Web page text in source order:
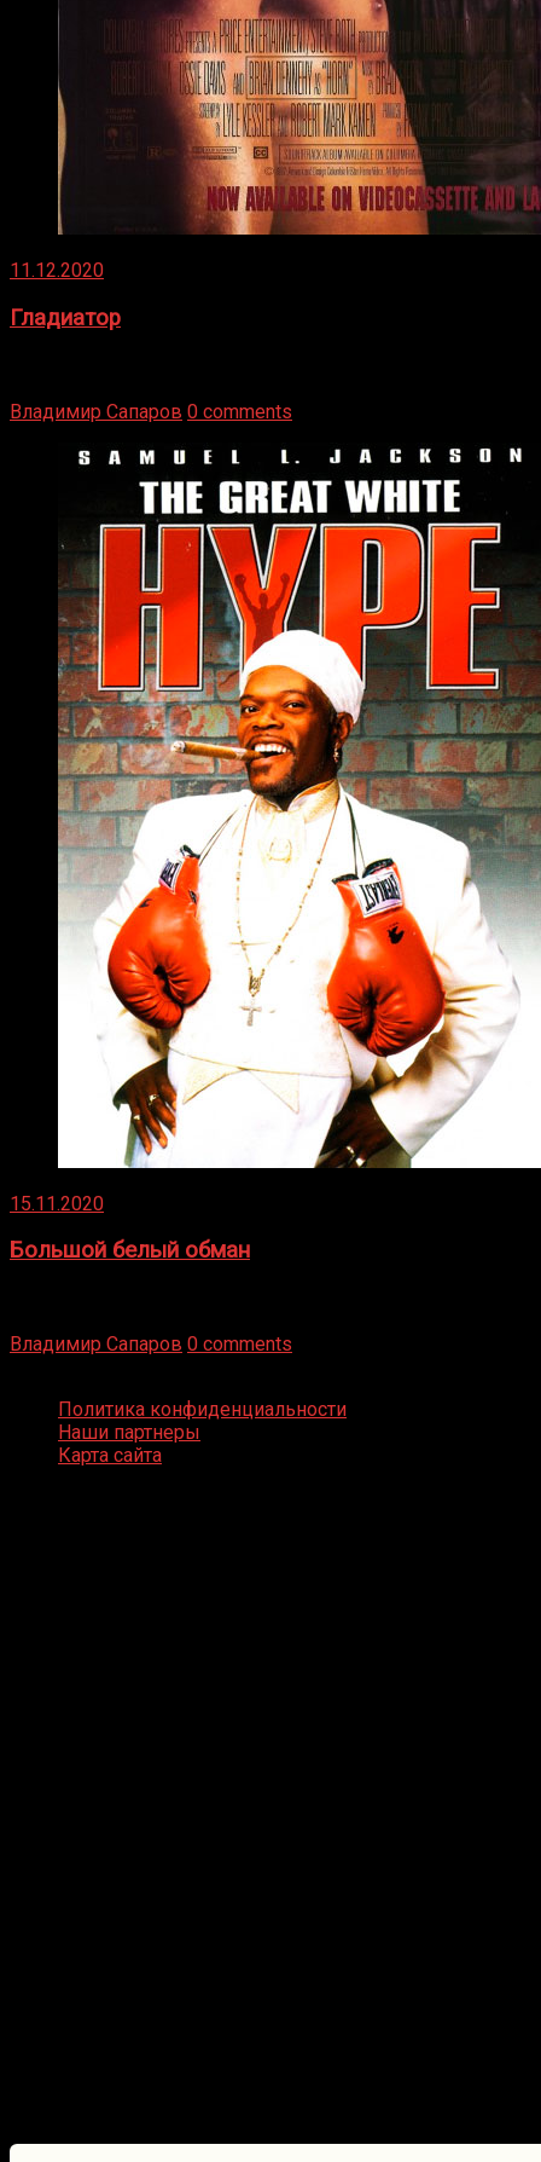
11.12.2020
Гладиатор
Владимир Сапаров 0 comments
15.11.2020
Большой белый обман
Владимир Сапаров 0 comments
Политика конфиденциальности
Наши партнеры
Карта сайта